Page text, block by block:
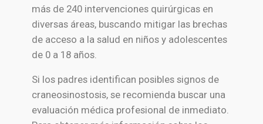
más de 240 intervenciones quirúrgicas en
diversas áreas, buscando mitigar las brechas
de acceso a la salud en niños y adolescentes
de 0 a 18 años.
Si los padres identifican posibles signos de
craneosinostosis, se recomienda buscar una
evaluación médica profesional de inmediato.